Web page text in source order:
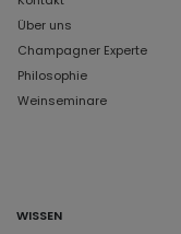
Über uns
Champagner Experte
Philosophie
Weinseminare
WISSEN